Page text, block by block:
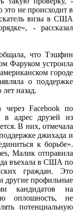
не происходит в
визы в США
- рассказал
что Тэшфин
Фаруком устроила
городе
о поддержке
назад.
Facebook по
адрес друзей из
В них, отмечала
джихада и
к борьбе».
Малик отправила
въехала в США по
граждан. Это
другие профильные
кандидатов на
оплошность, не
потенциальную